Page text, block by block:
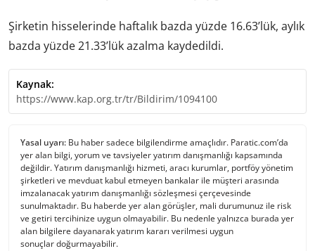
Şirketin hisselerinde haftalık bazda yüzde 16.63’lük, aylık
bazda yüzde 21.33’lük azalma kaydedildi.
Kaynak:
https://www.kap.org.tr/tr/Bildirim/1094100
Yasal uyarı: Bu haber sadece bilgilendirme amaçlıdır. Paratic.com’da
yer alan bilgi, yorum ve tavsiyeler yatırım danışmanlığı kapsamında
değildir. Yatırım danışmanlığı hizmeti, aracı kurumlar, portföy yönetim
şirketleri ve mevduat kabul etmeyen bankalar ile müşteri arasında
imzalanacak yatırım danışmanlığı sözleşmesi çerçevesinde
sunulmaktadır. Bu haberde yer alan görüşler, mali durumunuz ile risk
ve getiri tercihinize uygun olmayabilir. Bu nedenle yalnızca burada yer
alan bilgilere dayanarak yatırım kararı verilmesi uygun
sonuçlar doğurmayabilir.